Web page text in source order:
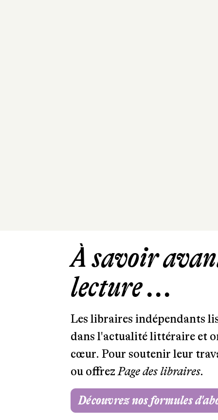
À savoir
lecture ...
Les libraires indépendants
dans l'actualité littéraire et
cœur. Pour soutenir leur
ou offrezPage des libraires.
Découvrez nos formules